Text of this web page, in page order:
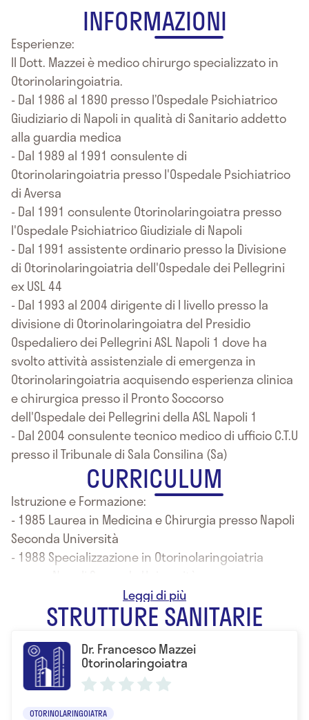
INFORMAZIONI
Esperienze:
Il Dott. Mazzei è medico chirurgo specializzato in
Otorinolaringoiatria.
- Dal 1986 al 1890 presso l’Ospedale Psichiatrico
Giudiziario di Napoli in qualità di Sanitario addetto
alla guardia medica
- Dal 1989 al 1991 consulente di
Otorinolaringoiatria presso l'Ospedale Psichiatrico
di Aversa
- Dal 1991 consulente Otorinolaringoiatra presso
l'Ospedale Psichiatrico Giudiziale di Napoli
- Dal 1991 assistente ordinario presso la Divisione
di Otorinolaringoiatria dell'Ospedale dei Pellegrini
ex USL 44
- Dal 1993 al 2004 dirigente di I livello presso la
divisione di Otorinolaringoiatra del Presidio
Ospedaliero dei Pellegrini ASL Napoli 1 dove ha
svolto attività assistenziale di emergenza in
Otorinolaringoiatria acquisendo esperienza clinica
e chirurgica presso il Pronto Soccorso
dell'Ospedale dei Pellegrini della ASL Napoli 1
- Dal 2004 consulente tecnico medico di ufficio C.T.U
presso il Tribunale di Sala Consilina (Sa)
CURRICULUM
Istruzione e Formazione:
- 1985 Laurea in Medicina e Chirurgia presso Napoli
Seconda Università
- 1988 Specializzazione in Otorinolaringoiatria
- 1993 Specializzazione in Chirurgia Maxillo Facciale
presso Seconda Università di Napoli
STRUTTURE SANITARIE
Dr. Francesco Mazzei
Otorinolaringoiatra
OTORINOLARINGOIATRA